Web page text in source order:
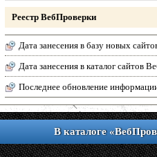
Реестр ВебПроверки
Дата занесения в базу новых
Дата занесения в каталог сайтов
Последнее обновление
В каталоге